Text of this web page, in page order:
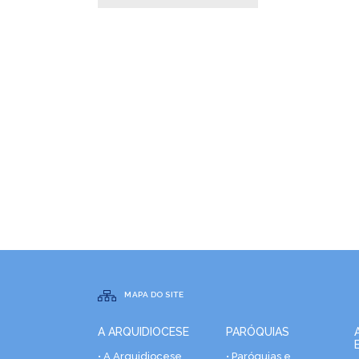
MAPA DO SITE
A ARQUIDIOCESE
• A Arquidiocese
PARÓQUIAS
• Paróquias e